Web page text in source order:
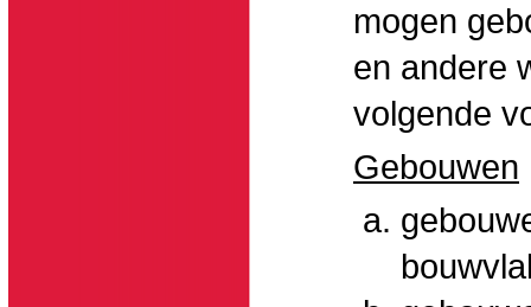
mogen
en andere
volgende
Gebouwen